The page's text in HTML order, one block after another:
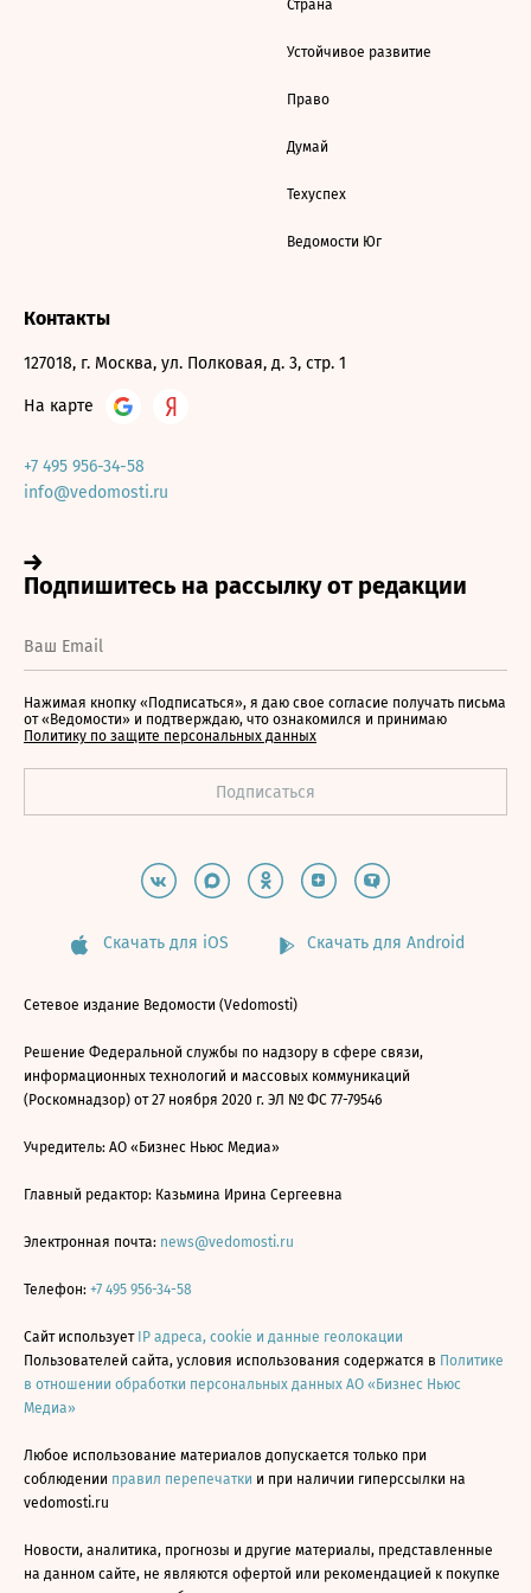
Страна
Устойчивое развитие
Право
Думай
Техуспех
Ведомости Юг
Контакты
127018, г. Москва, ул. Полковая, д. 3, стр. 1
На карте
+7 495 956-34-58
info@vedomosti.ru
Нажимая кнопку «Подписаться», я даю свое согласие получать письма
от «Ведомости» и подтверждаю, что ознакомился и принимаю
Политику по защите персональных данных
Скачать для iOS Скачать для Android
Сетевое издание Ведомости (Vedomosti)
Решение Федеральной службы по надзору в сфере связи,
информационных технологий и массовых коммуникаций
(Роскомнадзор) от 27 ноября 2020 г. ЭЛ № ФС 77-79546
Учредитель: АО «Бизнес Ньюс Медиа»
Главный редактор: Казьмина Ирина Сергеевна
Электронная почта: news@vedomosti.ru
Телефон: +7 495 956-34-58
Сайт использует IP адреса, cookie и данные геолокации
Пользователей сайта, условия использования содержатся в Политике
в отношении обработки персональных данных АО «Бизнес Ньюс
Медиа»
Любое использование материалов допускается только при
соблюдении правил перепечатки и при наличии гиперссылки на
vedomosti.ru
Новости, аналитика, прогнозы и другие материалы, представленные
на данном сайте, не являются офертой или рекомендацией к покупке